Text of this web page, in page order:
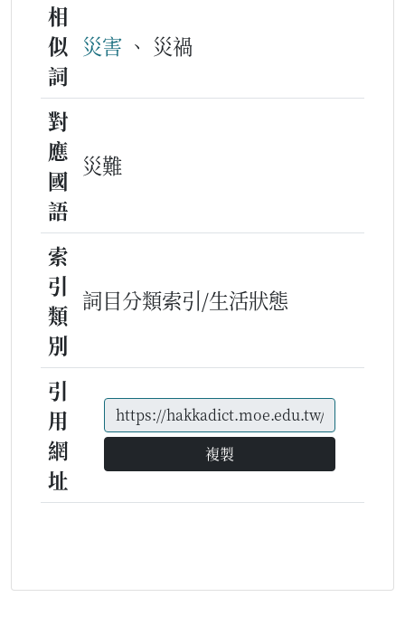
相
似
詞
災害 、 災禍
對
應
國
語
災難
索
引
類
別
詞目分類索引/生活狀態
引
用
網
址
複製